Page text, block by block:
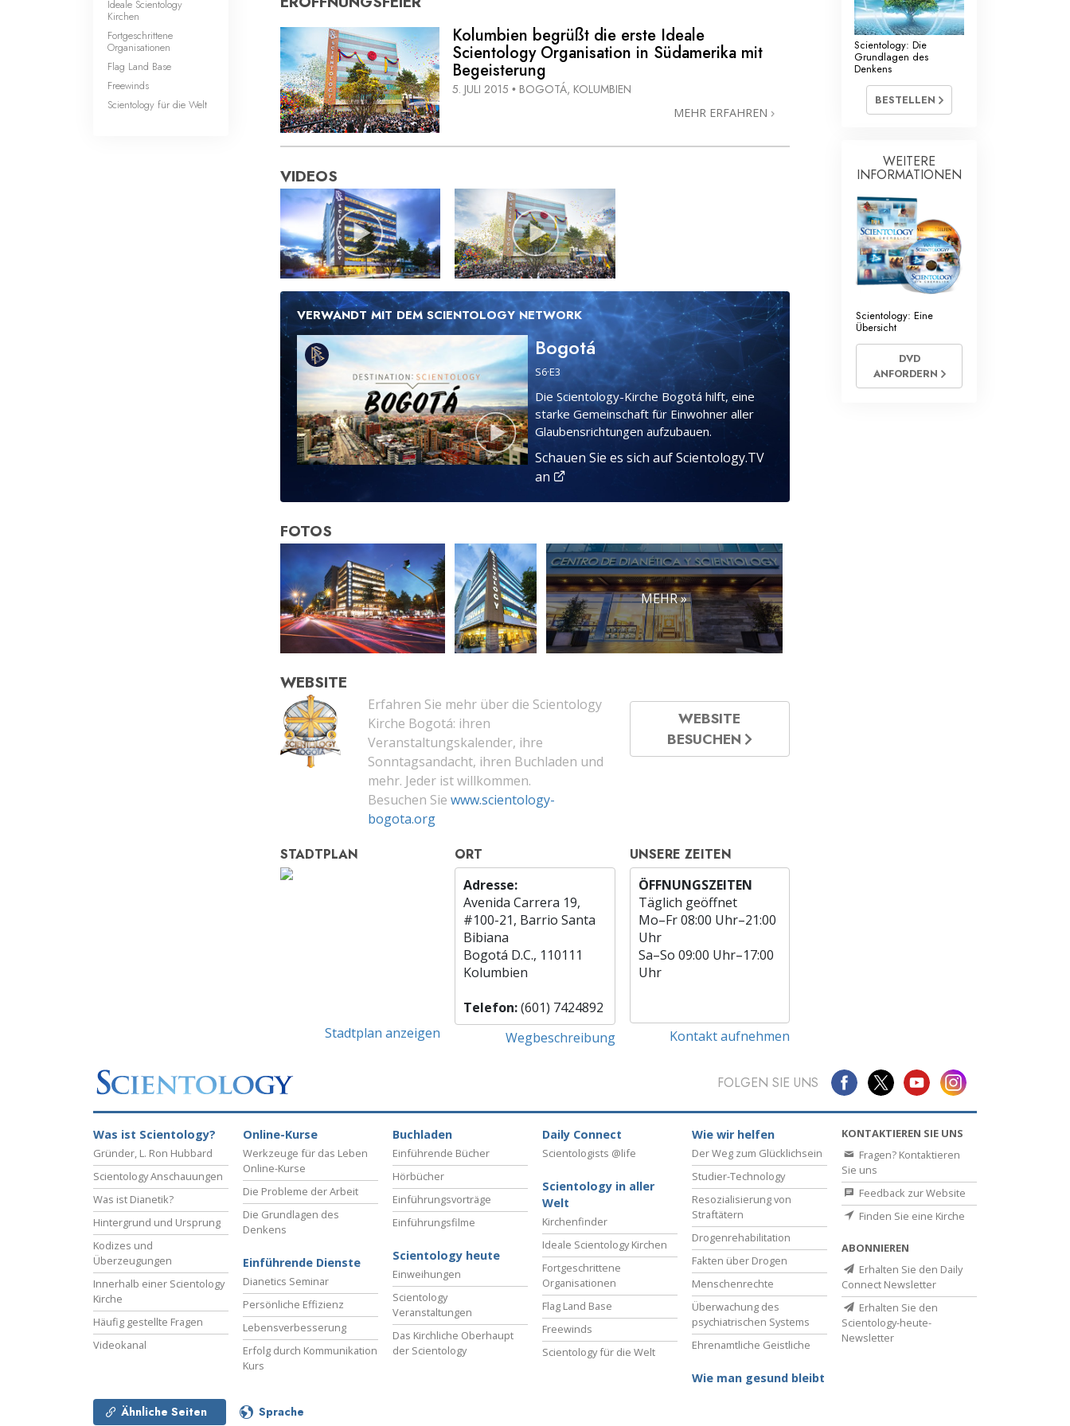
Kolumbien begrüßt die erste Ideale
Scientology Organisation in Südamerika mit
Begeisterung
5. JULI 2015 • BOGOTÁ, KOLUMBIEN
MEHR ERFAHREN
VIDEOS
VERWANDT MIT DEM SCIENTOLOGY NETWORK
Bogotá
S6·E3
Die Scientology-Kirche Bogotá hilft, eine
starke Gemeinschaft für Einwohner aller
Glaubensrichtungen aufzubauen.
Schauen Sie es sich auf Scientology.TV
an
FOTOS
MEHR »
WEBSITE
Erfahren Sie mehr über die Scientology
Kirche Bogotá: ihren
Veranstaltungskalender, ihre
Sonntagsandacht, ihren Buchladen und
mehr. Jeder ist willkommen.
Besuchen Sie www.scientology-
bogota.org
WEBSITE
BESUCHEN
STADTPLAN
Stadtplan anzeigen
ORT
Adresse:
Avenida Carrera 19,
#100-21, Barrio Santa
Bibiana
Bogotá D.C., 110111
Kolumbien
Telefon:(601) 7424892
Wegbeschreibung
UNSERE ZEITEN
ÖFFNUNGSZEITEN
Täglich geöffnet
Mo–Fr08:00 Uhr–21:00
Uhr
Sa–So 09:00 Uhr–17:00
Uhr
Kontakt aufnehmen
Ideale Scientology
Kirchen
Fortgeschrittene
Organisationen
Flag Land Base
Freewinds
Scientology für die Welt
Scientology: Die
Grundlagen des
Denkens
BESTELLEN
WEITERE
INFORMATIONEN
Scientology: Eine
Übersicht
DVD
ANFORDERN
FOLGEN SIE UNS
Was ist Scientology?
Gründer, L. Ron Hubbard
Scientology Anschauungen
Was ist Dianetik?
Hintergrund und Ursprung
Kodizes und
Überzeugungen
Innerhalb einer Scientology
Kirche
Häufig gestellte Fragen
Videokanal
Online-Kurse
Werkzeuge für das Leben
Online-Kurse
Die Probleme der Arbeit
Die Grundlagen des
Denkens
Einführende Dienste
Dianetics Seminar
Persönliche Effizienz
Lebensverbesserung
Erfolg durch Kommunikation
Kurs
Buchladen
Einführende Bücher
Hörbücher
Einführungsvorträge
Einführungsfilme
Scientology heute
Einweihungen
Scientology
Veranstaltungen
Das Kirchliche Oberhaupt
der Scientology
Daily Connect
Scientologists @life
Scientology in aller
Welt
Kirchenfinder
Ideale Scientology Kirchen
Fortgeschrittene
Organisationen
Flag Land Base
Freewinds
Scientology für die Welt
Wie wir helfen
Der Weg zum Glücklichsein
Studier-Technology
Resozialisierung von
Straftätern
Drogenrehabilitation
Fakten über Drogen
Menschenrechte
Überwachung des
psychiatrischen Systems
Ehrenamtliche Geistliche
Wie man gesund bleibt
KONTAKTIEREN SIE UNS
Fragen? Kontaktieren
Sie uns
Feedback zur Website
Finden Sie eine Kirche
ABONNIEREN
Erhalten Sie den Daily
Connect Newsletter
Erhalten Sie den
Scientology-heute-
Newsletter
Ähnliche Seiten Sprache